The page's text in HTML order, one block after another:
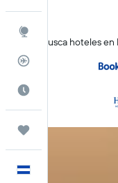
Trips
KAYAK busca hoteles